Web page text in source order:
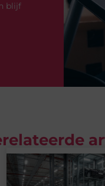
blijf